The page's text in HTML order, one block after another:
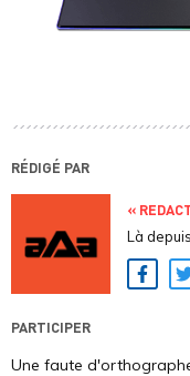
RÉDIGÉ PAR
«
Là
PARTICIPER
Une faute